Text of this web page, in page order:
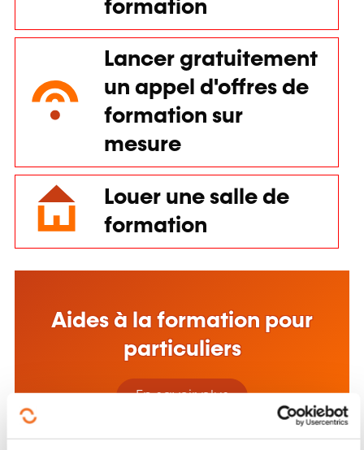
Les cookies nous permettent de personnaliser le contenu,
d'offrir des fonctionnalités relatives aux médias sociaux et
formation
Lancer gratuitement
un appel d'offres de
formation sur
mesure
Louer une salle de
formation
Aides à la formation pour
particuliers
En savoir plus